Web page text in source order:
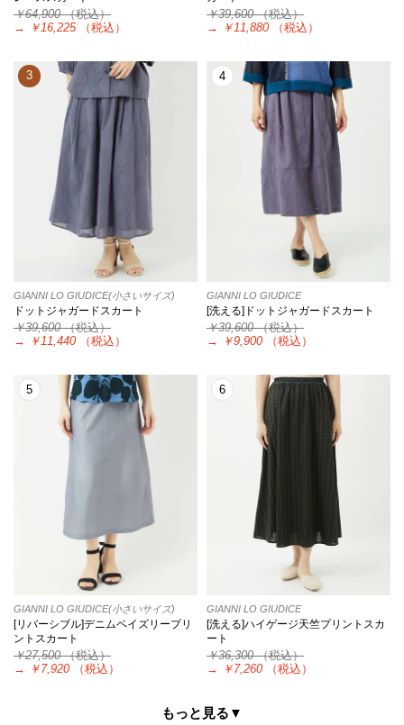
￥64,900（税込）
→
￥16,225 （税込）
￥39,600（税込）
→
￥11,880 （税込）
3
GIANNI LO GIUDICE(小さいサイズ)
ドットジャガードスカート
￥39,600（税込）
→
￥11,440 （税込）
4
GIANNI LO GIUDICE
[洗える]ドットジャガードスカート
￥39,600（税込）
→
￥9,900 （税込）
5
GIANNI LO GIUDICE(小さいサイズ)
[リバーシブル]デニムペイズリープリ
ントスカート
￥27,500（税込）
→
￥7,920 （税込）
6
GIANNI LO GIUDICE
[洗える]ハイゲージ天竺プリントスカ
ート
￥36,300（税込）
→
￥7,260 （税込）
もっと見る▼